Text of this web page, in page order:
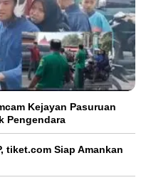
Kejayan Pasuruan
Pengendara
tiket.com Siap Amankan